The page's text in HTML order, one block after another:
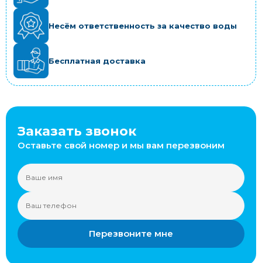
Несём ответственность за качество воды
Бесплатная доставка
Заказать звонок
Оставьте свой номер и мы вам перезвоним
Перезвоните мне